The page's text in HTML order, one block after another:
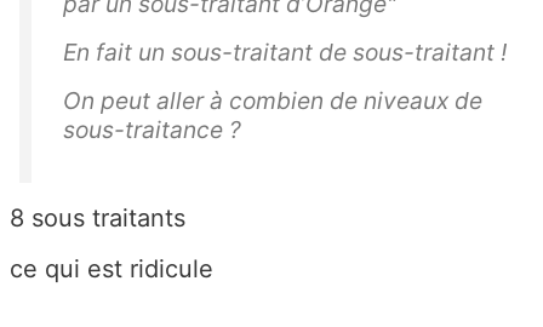
En fait un sous-traitant de sous-traitant !
On peut aller à combien de niveaux de
sous-traitance ?
8 sous traitants
ce qui est ridicule